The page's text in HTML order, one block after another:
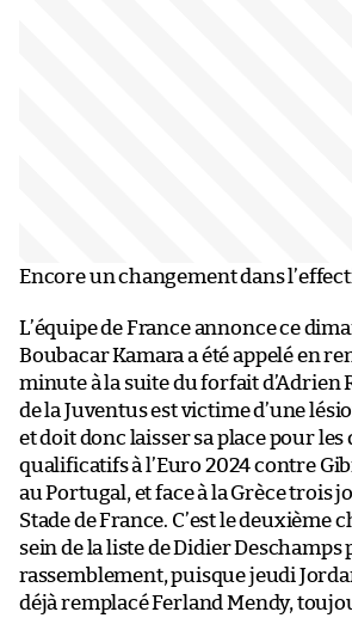
Encore un changement dans
L’équipe de France annonce ce
Boubacar Kamara a été appelé en
minute à la suite du forfait d’Adrien
de la Juventus est victime d’une
et doit donc laisser sa place pour
qualificatifs à l’Euro 2024 contre
au Portugal, et face à la Grèce trois
Stade de France. C’est le deuxième
sein de la liste de Didier Deschamps
rassemblement, puisque jeudi
déjà remplacé Ferland Mendy,